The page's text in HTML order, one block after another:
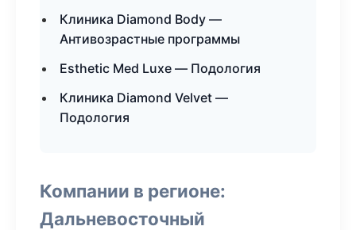
Клиника Diamond Body —
Антивозрастные программы
Esthetic Med Luxe — Подология
Клиника Diamond Velvet —
Подология
Компании в регионе:
Дальневосточный